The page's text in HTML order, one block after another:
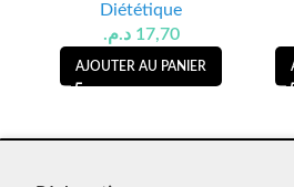
Diététique
17,70 د.م.
AJOUTER AU PANIER